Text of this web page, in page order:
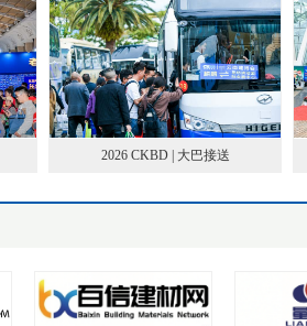
2026 CKBD | 大巴接送